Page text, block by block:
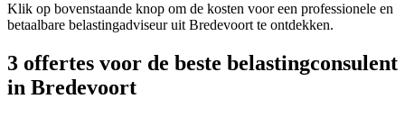
Klik op bovenstaande knop om de kosten voor een professionele en
betaalbare belastingadviseur uit Bredevoort te ontdekken.
3 offertes voor de beste belastingconsulent
in Bredevoort